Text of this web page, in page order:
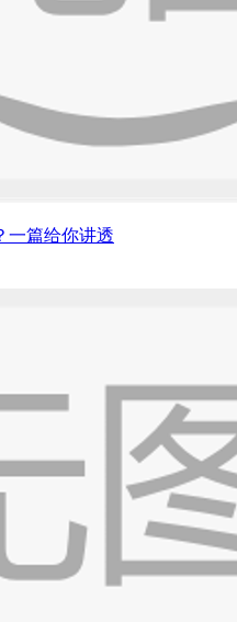
一篇给你讲透